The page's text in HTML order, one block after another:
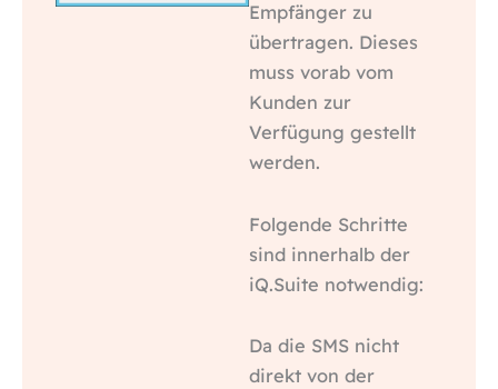
Empfänger zu
übertragen. Dieses
muss vorab vom
Kunden zur
Verfügung gestellt
werden.
Folgende Schritte
sind innerhalb der
iQ.Suite notwendig:
Da die SMS nicht
direkt von der